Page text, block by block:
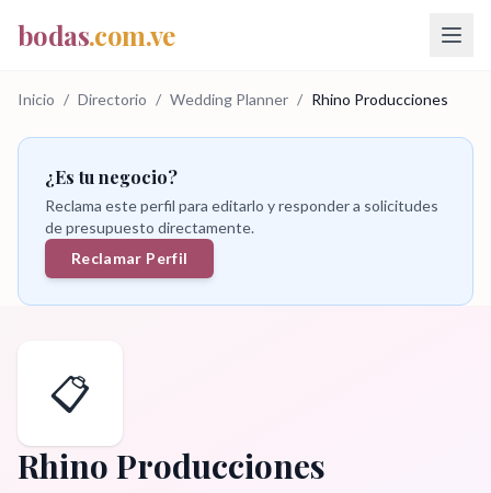
bodas.com.ve
Inicio / Directorio / Wedding Planner / Rhino Producciones
¿Es tu negocio?
Reclama este perfil para editarlo y responder a solicitudes
de presupuesto directamente.
Reclamar Perfil
📋
Rhino Producciones